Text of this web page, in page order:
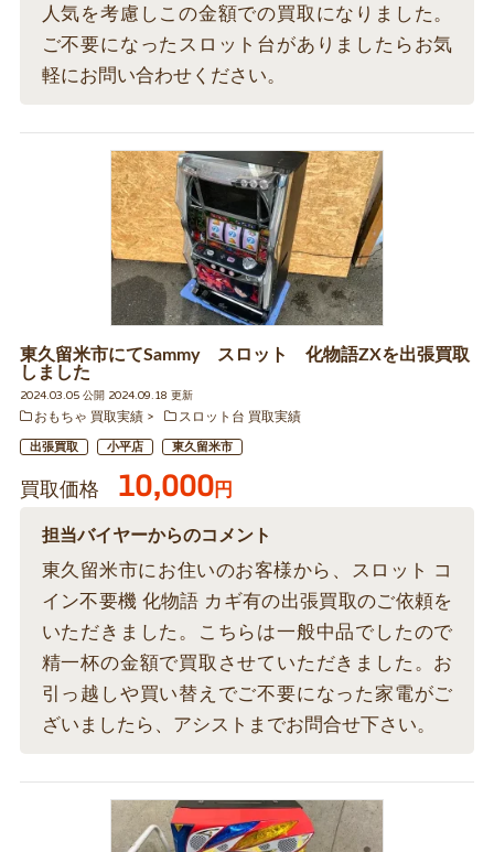
人気を考慮しこの金額での買取になりました。
ご不要になったスロット台がありましたらお気
軽にお問い合わせください。
東久留米市にてSammy スロット 化物語ZXを出張買取
しました
2024.03.05 公開 2024.09.18 更新
おもちゃ 買取実績
スロット台 買取実績
出張買取 小平店 東久留米市
買取価格 10,000円
担当バイヤーからのコメント
東久留米市にお住いのお客様から、スロット コ
イン不要機 化物語 カギ有の出張買取のご依頼を
いただきました。こちらは一般中品でしたので
精一杯の金額で買取させていただきました。お
引っ越しや買い替えでご不要になった家電がご
ざいましたら、アシストまでお問合せ下さい。